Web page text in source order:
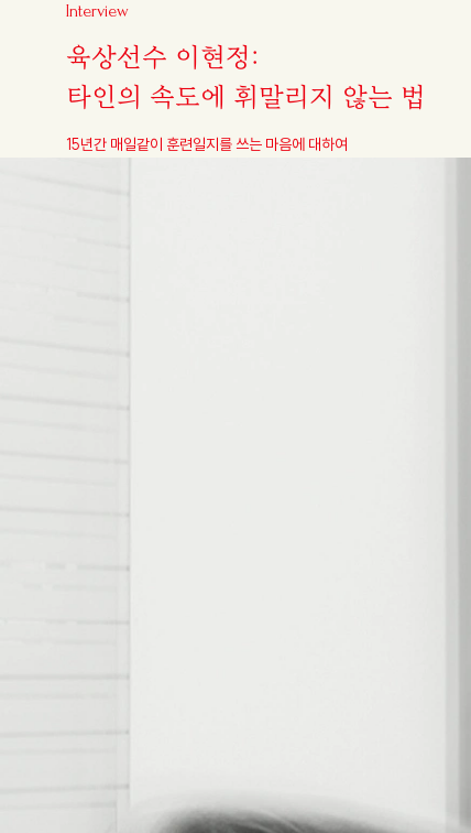
Interview
육상선수 이현정:
타인의 속도에 휘말리지 않는 법
15년간 매일같이 훈련일지를 쓰는 마음에 대하여